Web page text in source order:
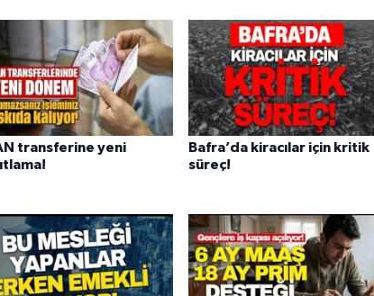
transferine yeni
Bafra’da kiracılar için kritik
süreç!